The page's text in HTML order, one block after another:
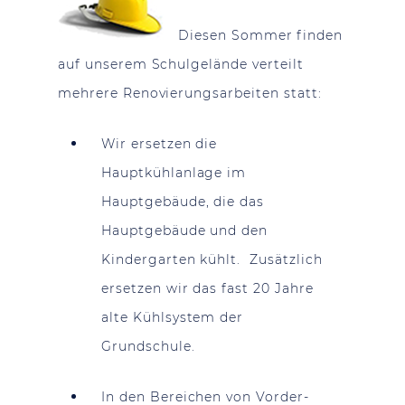
Diesen Sommer finden
auf unserem Schulgelände verteilt
mehrere Renovierungsarbeiten statt:
Wir ersetzen die
Hauptkühlanlage im
Hauptgebäude, die das
Hauptgebäude und den
Kindergarten kühlt. Zusätzlich
ersetzen wir das fast 20 Jahre
alte Kühlsystem der
Grundschule.
In den Bereichen von Vorder-